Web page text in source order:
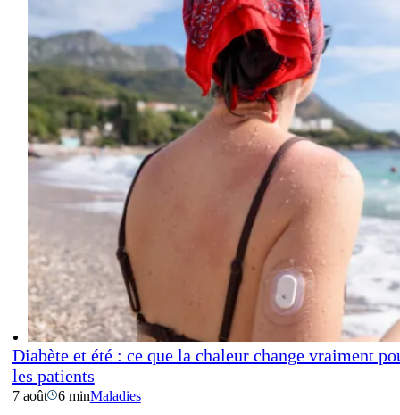
Diabète et été : ce que la chaleur change vraiment
les patients
7 août 6 minMaladies